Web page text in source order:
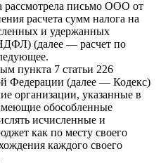
рассмотрела письмо ООО от
расчета сумм налога на
и удержанных
(далее — расчет по
пункта 7 статьи 226
Федерации (далее — Кодекс)
организации, указанные в
обособленные
исчисленные и
как по месту своего
каждого своего